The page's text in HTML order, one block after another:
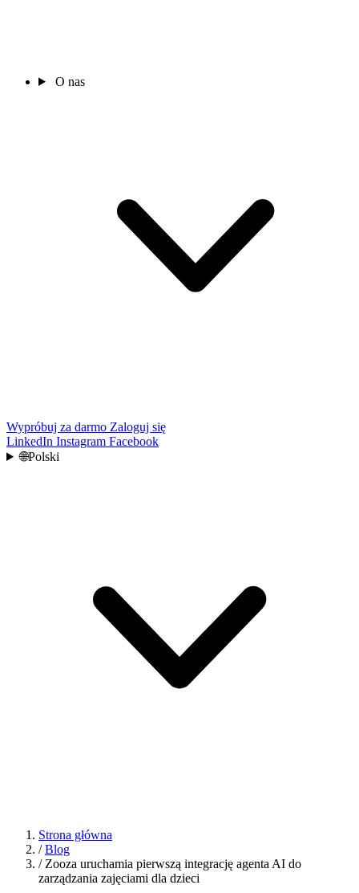
O nas
Wypróbuj za darmo Zaloguj się
LinkedIn Instagram Facebook
🌐Polski
Strona główna
/ Blog
/ Zooza uruchamia pierwszą integrację agenta AI do
zarządzania zajęciami dla dzieci